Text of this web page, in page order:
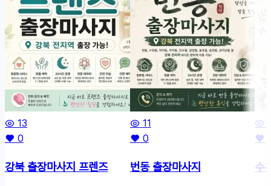
13
0
강북 출장마사지 프렌즈
11
0
번동 출장마사지 수